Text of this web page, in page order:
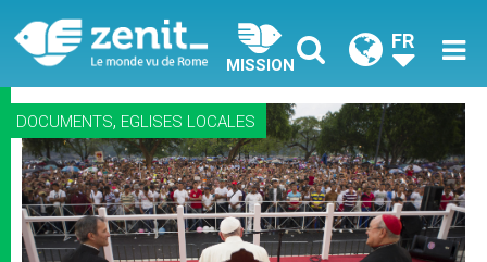
MISSION
FR
DOCUMENTS, EGLISES LOCALES